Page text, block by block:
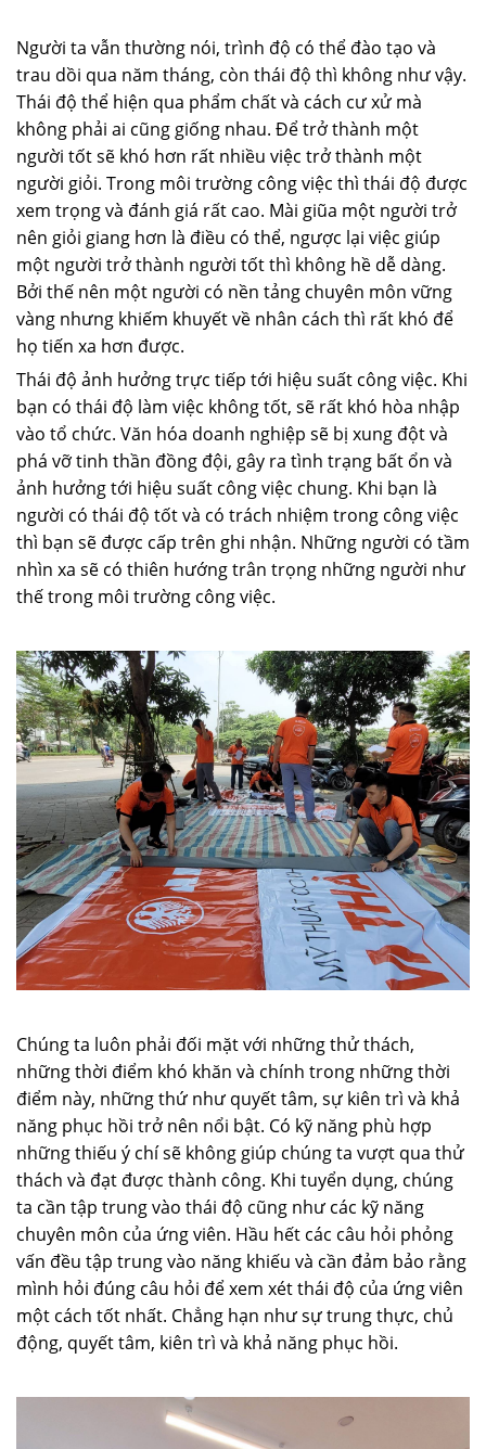
Người ta vẫn thường nói, trình độ có thể đào tạo và
trau dồi qua năm tháng, còn thái độ thì không như vậy.
Thái độ thể hiện qua phẩm chất và cách cư xử mà
không phải ai cũng giống nhau. Để trở thành một
người tốt sẽ khó hơn rất nhiều việc trở thành một
người giỏi. Trong môi trường công việc thì thái độ được
xem trọng và đánh giá rất cao. Mài giũa một người trở
nên giỏi giang hơn là điều có thể, ngược lại việc giúp
một người trở thành người tốt thì không hề dễ dàng.
Bởi thế nên một người có nền tảng chuyên môn vững
vàng nhưng khiếm khuyết về nhân cách thì rất khó để
họ tiến xa hơn được.
Thái độ ảnh hưởng trực tiếp tới hiệu suất công việc. Khi
bạn có thái độ làm việc không tốt, sẽ rất khó hòa nhập
vào tổ chức. Văn hóa doanh nghiệp sẽ bị xung đột và
phá vỡ tinh thần đồng đội, gây ra tình trạng bất ổn và
ảnh hưởng tới hiệu suất công việc chung. Khi bạn là
người có thái độ tốt và có trách nhiệm trong công việc
thì bạn sẽ được cấp trên ghi nhận. Những người có tầm
nhìn xa sẽ có thiên hướng trân trọng những người như
thế trong môi trường công việc.
Chúng ta luôn phải đối mặt với những thử thách,
những thời điểm khó khăn và chính trong những thời
điểm này, những thứ như quyết tâm, sự kiên trì và khả
năng phục hồi trở nên nổi bật. Có kỹ năng phù hợp
những thiếu ý chí sẽ không giúp chúng ta vượt qua thử
thách và đạt được thành công. Khi tuyển dụng, chúng
ta cần tập trung vào thái độ cũng như các kỹ năng
chuyên môn của ứng viên. Hầu hết các câu hỏi phỏng
vấn đều tập trung vào năng khiếu và cần đảm bảo rằng
mình hỏi đúng câu hỏi để xem xét thái độ của ứng viên
một cách tốt nhất. Chẳng hạn như sự trung thực, chủ
động, quyết tâm, kiên trì và khả năng phục hồi.